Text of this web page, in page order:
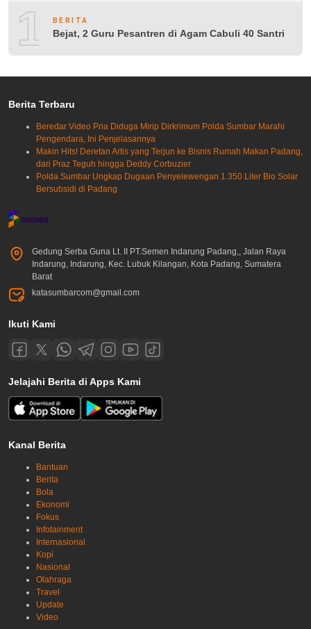
10BERITA
Bejat, 2 Guru Pesantren di Agam Cabuli 40 Santri
Berita Terbaru
Beredar Video Pria Diduga Mirip Dirkrimum Polda Sumbar Marahi
Pengendara, Ini Penjelasannya
Makin Hits! Deretan Artis yang Terjun ke Bisnis Rumah Makan Padang,
dari Praz Teguh hingga Deddy Corbuzier
Polda Sumbar Ungkap Dugaan Penyelewengan 1.350 Liter Bio Solar
Bersubsidi di Padang
Gedung Serba Guna Lt. II PT.Semen Indarung Padang,, Jalan Raya
Indarung, Indarung, Kec. Lubuk Kilangan, Kota Padang, Sumatera
Barat
katasumbarcom@gmail.com
Ikuti Kami
Jelajahi Berita di Apps Kami
Kanal Berita
Bantuan
Berita
Bola
Ekonomi
Fokus
Infotainment
Internasional
Kopi
Nasional
Olahraga
Travel
Update
Video